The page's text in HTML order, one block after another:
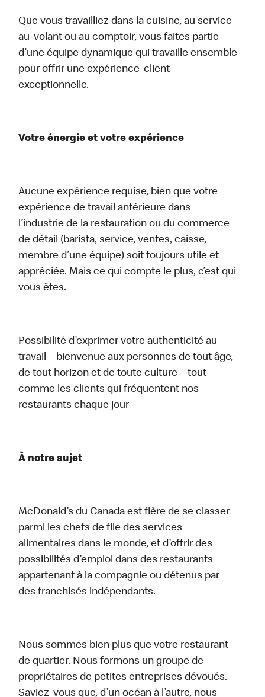
Que vous travailliez dans la cuisine, au service-
au-volant ou au comptoir, vous faites partie
d’une équipe dynamique qui travaille ensemble
pour offrir une expérience-client
exceptionnelle.
Votre énergie et votre expérience
Aucune expérience requise, bien que votre
expérience de travail antérieure dans
l’industrie de la restauration ou du commerce
de détail (barista, service, ventes, caisse,
membre d’une équipe) soit toujours utile et
appréciée. Mais ce qui compte le plus, c’est qui
vous êtes.
Possibilité d’exprimer votre authenticité au
travail – bienvenue aux personnes de tout âge,
de tout horizon et de toute culture – tout
comme les clients qui fréquentent nos
restaurants chaque jour
À notre sujet
McDonald’s du Canada est fière de se classer
parmi les chefs de file des services
alimentaires dans le monde, et d’offrir des
possibilités d’emploi dans des restaurants
appartenant à la compagnie ou détenus par
des franchisés indépendants.
Nous sommes bien plus que votre restaurant
de quartier. Nous formons un groupe de
propriétaires de petites entreprises dévoués.
Saviez-vous que, d’un océan à l’autre, nous